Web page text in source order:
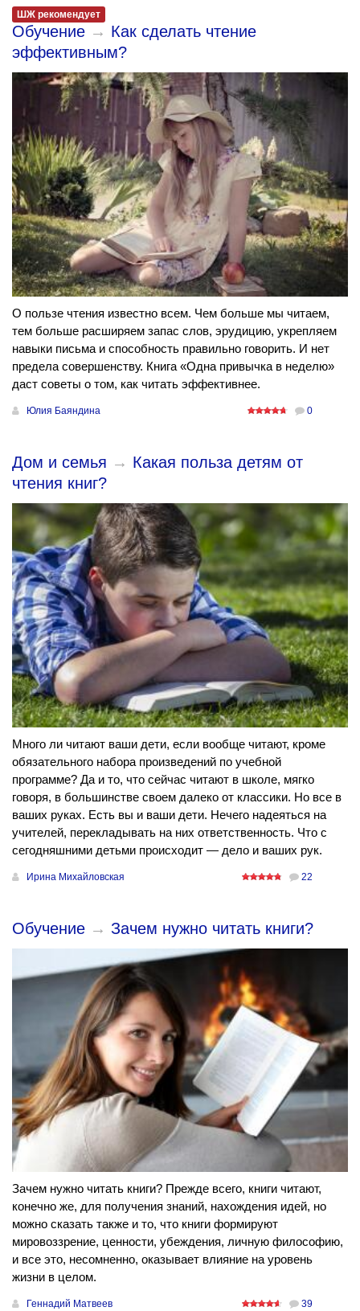
ШЖ рекомендует
Обучение → Как сделать чтение
эффективным?
О пользе чтения известно всем. Чем больше мы читаем,
тем больше расширяем запас слов, эрудицию, укрепляем
навыки письма и способность правильно говорить. И нет
предела совершенству. Книга «Одна привычка в неделю»
даст советы о том, как читать эффективнее.
Юлия Баяндина 0
Дом и семья → Какая польза детям от
чтения книг?
Много ли читают ваши дети, если вообще читают, кроме
обязательного набора произведений по учебной
программе? Да и то, что сейчас читают в школе, мягко
говоря, в большинстве своем далеко от классики. Но все в
ваших руках. Есть вы и ваши дети. Нечего надеяться на
учителей, перекладывать на них ответственность. Что с
сегодняшними детьми происходит — дело и ваших рук.
Ирина Михайловская 22
Обучение → Зачем нужно читать книги?
Зачем нужно читать книги? Прежде всего, книги читают,
конечно же, для получения знаний, нахождения идей, но
можно сказать также и то, что книги формируют
мировоззрение, ценности, убеждения, личную философию,
и все это, несомненно, оказывает влияние на уровень
жизни в целом.
Геннадий Матвеев 39